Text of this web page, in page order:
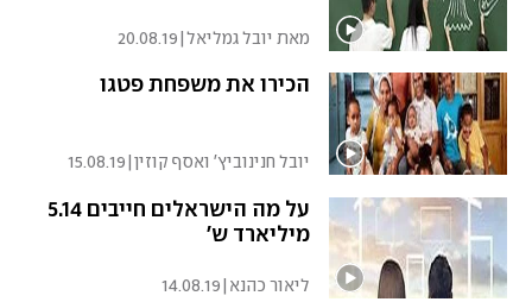
מאת יובל גמליאל|
20.08.19
הכירו את משפחת פטגו
יובל חנינוביץ' ואסף קוזין|
15.08.19
על מה הישראלים חייבים 5.14
מיליארד ש'
ליאור כהנא 14.08.19